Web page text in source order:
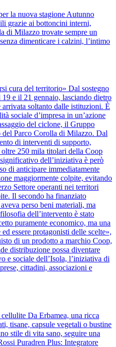
la nuova stagione Autunno
grazie ai bottoncini interni,
di Milazzo trovate sempre un
dimenticare i calzini, l’intimo
cura del territorio» Dal sostegno
e il 21 gennaio, lasciando dietro
arrivata soltanto dalle istituzioni. È
sociale d’impresa in un’azione
del ciclone, il Gruppo
del Parco Corolla di Milazzo. Dal
di interventi di supporto,
oltre 250 mila titolari della Coop
dell’iniziativa è però
di anticipare immediatamente
maggiormente colpite, evitando
Settore operanti nei territori
Il secondo ha finanziato
perso beni materiali, ma
dell’intervento è stato
puramente economico, ma una
essere protagonisti delle scelte»,
di un prodotto a marchio Coop,
distribuzione possa diventare
e sociale dell’Isola, l’iniziativa di
cittadini, associazioni e
Da Erbamea, una ricca
tisane, capsule vegetali o bustine
stile di vita sano, seguire una
Puradren Plus: Integratore